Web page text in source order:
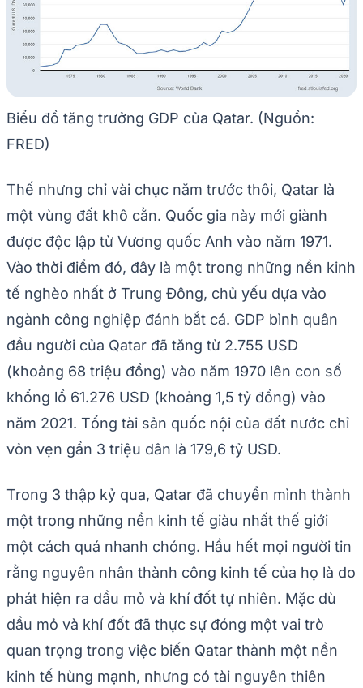
Biểu đồ tăng trưởng GDP của Qatar. (Nguồn:
FRED)
Thế nhưng chỉ vài chục năm trước thôi, Qatar là
một vùng đất khô cằn. Quốc gia này mới giành
được độc lập từ Vương quốc Anh vào năm 1971.
Vào thời điểm đó, đây là một trong những nền kinh
tế nghèo nhất ở Trung Đông, chủ yếu dựa vào
ngành công nghiệp đánh bắt cá. GDP bình quân
đầu người của Qatar đã tăng từ 2.755 USD
(khoảng 68 triệu đồng) vào năm 1970 lên con số
khổng lồ 61.276 USD (khoảng 1,5 tỷ đồng) vào
năm 2021. Tổng tài sản quốc nội của đất nước chỉ
vỏn vẹn gần 3 triệu dân là 179,6 tỷ USD.
Trong 3 thập kỷ qua, Qatar đã chuyển mình thành
một trong những nền kinh tế giàu nhất thế giới
một cách quá nhanh chóng. Hầu hết mọi người tin
rằng nguyên nhân thành công kinh tế của họ là do
phát hiện ra dầu mỏ và khí đốt tự nhiên. Mặc dù
dầu mỏ và khí đốt đã thực sự đóng một vai trò
quan trọng trong việc biến Qatar thành một nền
kinh tế hùng mạnh, nhưng có tài nguyên thiên